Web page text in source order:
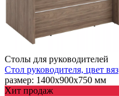
Столы для руководителей
Стол руководителя, цвет вяз
размер: 1400х900х750 мм
Хит продаж